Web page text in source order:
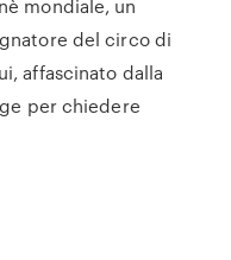
mondiale, un
del circo di
affascinato dalla
per chiedere